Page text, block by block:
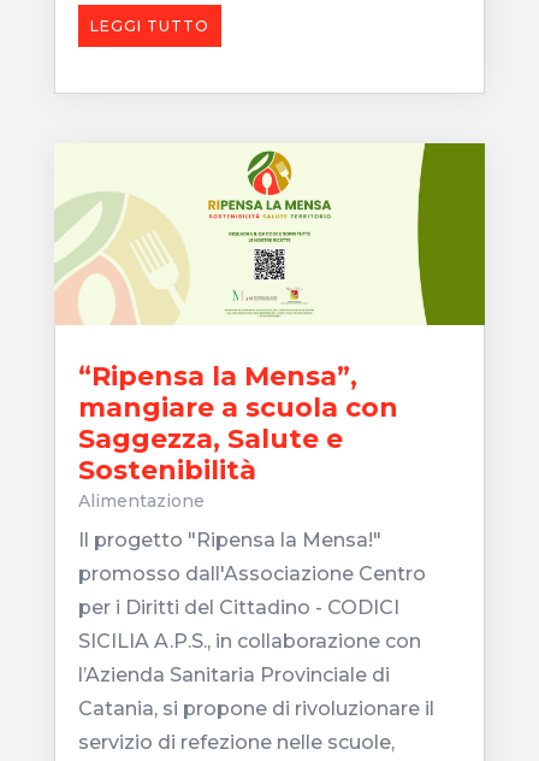
LEGGI TUTTO
“Ripensa la Mensa”,
mangiare a scuola con
Saggezza, Salute e
Sostenibilità
Alimentazione
Il progetto "Ripensa la Mensa!"
promosso dall'Associazione Centro
per i Diritti del Cittadino - CODICI
SICILIA A.P.S., in collaborazione con
l’Azienda Sanitaria Provinciale di
Catania, si propone di rivoluzionare il
servizio di refezione nelle scuole,